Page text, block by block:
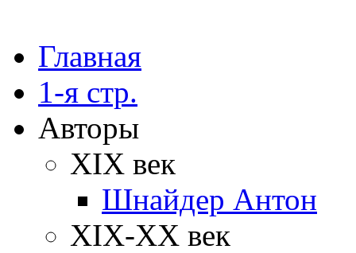
Главная
1-я стр.
Авторы
XIX век
Шнайдер Антон
XIX-XX век